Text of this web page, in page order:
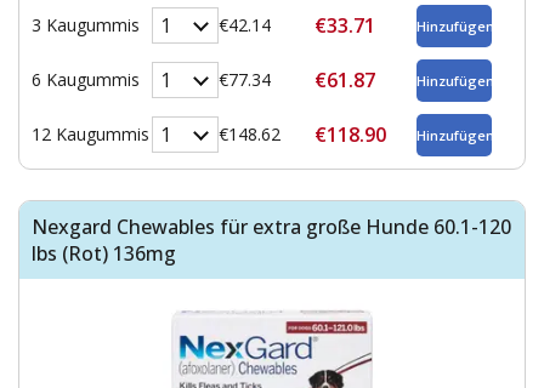
3 Kaugummis €42.14 €33.71
6 Kaugummis €77.34 €61.87
12 Kaugummis €148.62 €118.90
Nexgard Chewables für extra große Hunde 60.1-120
lbs (Rot) 136mg